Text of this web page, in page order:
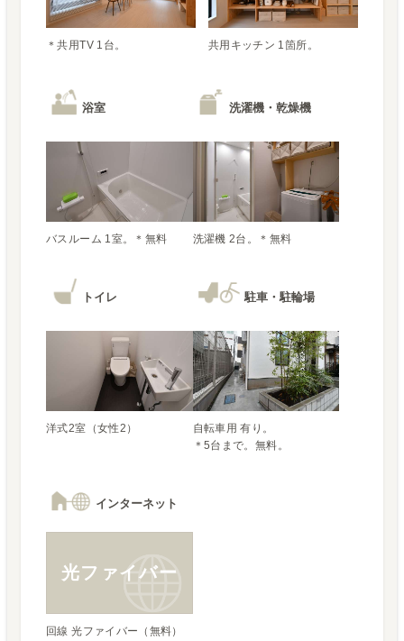
＊共用TV 1台。 共用キッチン 1箇所。
浴室 洗濯機・乾燥機
トイレ 駐車・駐輪場
自転車用 有り。
＊5台まで。無料。
インターネット
光ファイバー
回線 光ファイバー（無料）